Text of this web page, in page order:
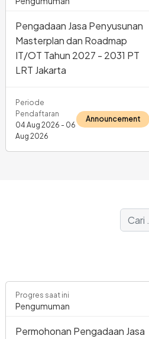
Pengadaan Jasa Penyusunan
Masterplan dan Roadmap
IT/OT Tahun 2027 - 2031 PT
LRT Jakarta
Periode
Pendaftaran
04 Aug 2026 - 06
Aug 2026
Announcement
Progres saat ini
Pengumuman
Permohonan Pengadaan Jasa